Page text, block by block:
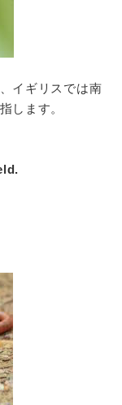
イギリスでは南
します。